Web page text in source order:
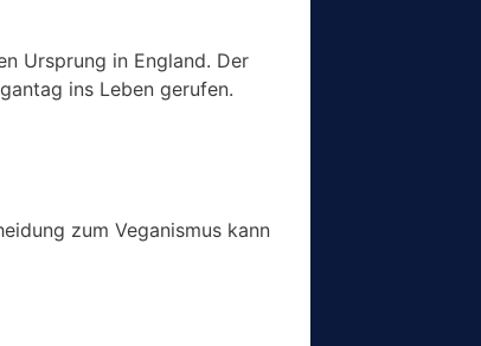
Ursprung in England. Der
ins Leben gerufen.
zum Veganismus kann